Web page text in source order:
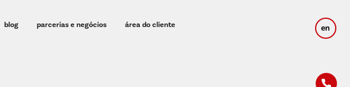
blog parcerias e negócios área do cliente en